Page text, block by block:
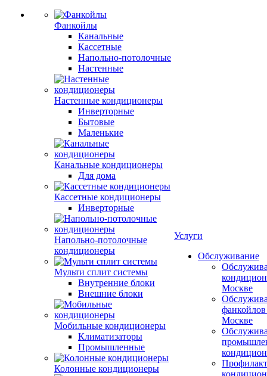
Фанкойлы
Канальные
Кассетные
Напольно-потолочные
Настенные
Настенные кондиционеры
Инверторные
Бытовые
Маленькие
Канальные кондиционеры
Для дома
Кассетные кондиционеры
Инверторные
Напольно-потолочные
кондиционеры
Мульти сплит системы
Внутренние блоки
Внешние блоки
Мобильные кондиционеры
Климатизаторы
Промышленные
Колонные кондиционеры
Услуги
Обслуживание
Москве
Москве